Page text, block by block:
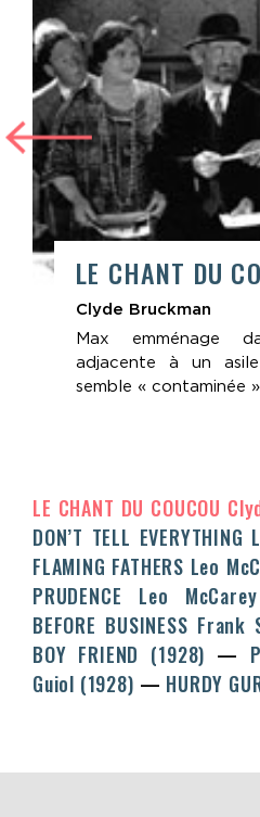
LE CHANT DU
Clyde Bruckman
Max emménage
adjacente à un
semble « contaminée »
LE CHANT DU COUCOU
DON’T TELL EVERYTHING
FLAMING FATHERS Leo
PRUDENCE Leo McCarey
BEFORE BUSINESS Frank
BOY FRIEND (1928)
Guiol (1928) HURDY